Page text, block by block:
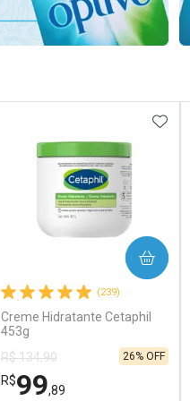
Comprar sem Desconto
Comprar sem Desconto
(239)
Creme Hidratante Cetaphil
453g
R$ 134,90
R$99,89
26% OFF
COMPRAR